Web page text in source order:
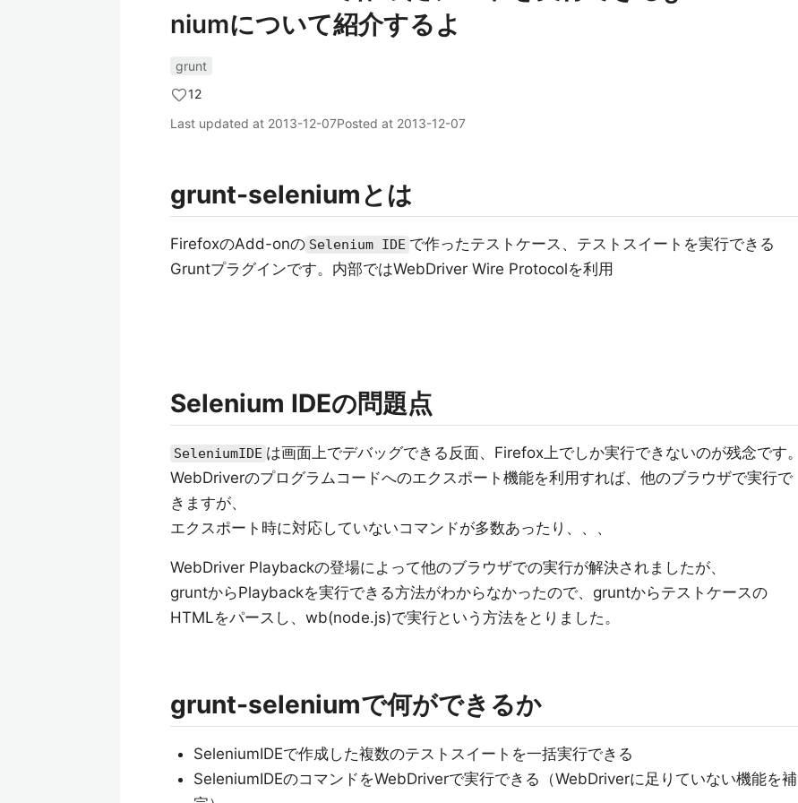
niumについて紹介するよ
grunt
12
Last updated at 2013-12-07Posted at 2013-12-07
grunt-seleniumとは
FirefoxのAdd-onの Selenium IDE で作ったテストケース、テストスイートを実行できる
Gruntプラグインです。内部ではWebDriver Wire Protocolを利用
Selenium IDEの問題点
SeleniumIDE は画面上でデバッグできる反面、Firefox上でしか実行できないのが残念です。
WebDriverのプログラムコードへのエクスポート機能を利用すれば、他のブラウザで実行で
きますが、
エクスポート時に対応していないコマンドが多数あったり、、、
WebDriver Playbackの登場によって他のブラウザでの実行が解決されましたが、
gruntからPlaybackを実行できる方法がわからなかったので、gruntからテストケースの
HTMLをパースし、wb(node.js)で実行という方法をとりました。
grunt-seleniumで何ができるか
SeleniumIDEで作成した複数のテストスイートを一括実行できる
SeleniumIDEのコマンドをWebDriverで実行できる（WebDriverに足りていない機能を補